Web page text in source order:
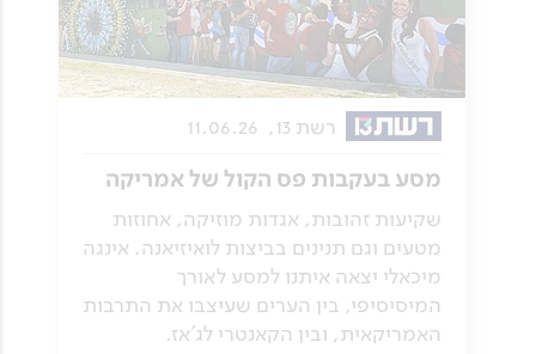
רשת 13, 11.06.26
מסע בעקבות פס הקול של אמריקה
שקיעות זהובות, אגדות מוזיקה, אחוזות
מטעים וגם תנינים בביצות לואיזיאנה. אינגה
מיכאלי יצאה איתנו למסע לאורך
המיסיסיפי, בין הערים שעיצבו את התרבות
האמריקאית, ובין הקאנטרי לג'אז.